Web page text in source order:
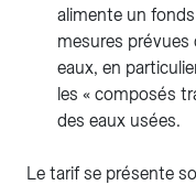
alimente un
mesures prévues
eaux, en
les « composés
des eaux usées.
Le tarif se présente